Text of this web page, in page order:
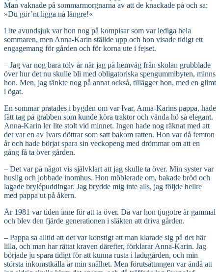
Man vaknade på sommarmorgnarna av att de knackade på och sa:
»Du gör’nt ligga nå längre!«
Lite avundsjuk var hon nog på kompisar som var lediga hela
sommaren, men Anna-Karin ställde upp och hon visade tidigt ett
engagemang för gården och för korna ute i fejset.
– Jag var nog bara tolv år när jag på hemväg från skolan grubblade
över hur det nu skulle bli med obligatoriska spengummibyten, minns
hon. Men, jag tänkte nog på annat också, tillägger hon, med en glimt
i ögat.
En sommar pratades i bygden om var Ivar, Anna-Karins pappa, hade
fått tag på grabben som kunde köra traktor och vända hö så elegant.
Anna-Karin ler lite stolt vid minnet. Ingen hade nog räknat med att
det var en av Ivars döttrar som satt bakom ratten. Hon var då femton
år och hade börjat spara sin veckopeng med drömmar om att en
gång få ta över gården.
– Det var på något vis självklart att jag skulle ta över. Min syster var
huslig och jobbade inomhus. Hon möblerade om, bakade bröd och
lagade brylépuddingar. Jag brydde mig inte alls, jag följde hellre
med pappa ut på åkern.
År 1981 var tiden inne för att ta över. Då var hon tjugotre år gammal
och blev den fjärde generationen i släkten att driva gården.
– Pappa sa alltid att det var konstigt att man klarade sig på det här
lilla, och man har rättat kraven därefter, förklarar Anna-Karin. Jag
började ju spara tidigt för att kunna rusta i ladugården, och min
största inkomstkälla är min snålhet. Men förutsättnngen var ändå att